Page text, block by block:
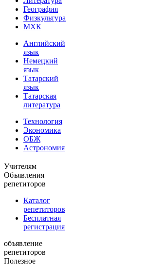
География
Физкультура
МХК
Английский
язык
Немецкий
язык
Татарский
язык
Татарская
литература
Технология
Экономика
ОБЖ
Астрономия
Учителям
Объявления
репетиторов
Каталог
репетиторов
Бесплатная
регистрация
объявление
репетиторов
Полезное